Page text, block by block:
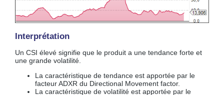
Interprétation
Un CSI élevé signifie que le produit a une tendance forte et
une grande volatilité.
La caractéristique de tendance est apportée par le
facteur ADXR du Directional Movement factor.
La caractéristique de volatilité est apportée par le